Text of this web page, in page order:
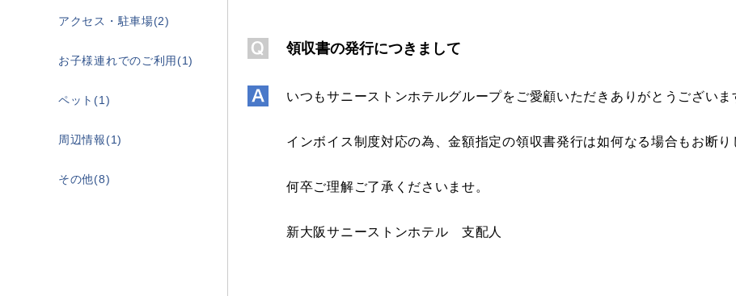
アクセス・駐車場(2)
お子様連れでのご利用(1)
ペット(1)
周辺情報(1)
その他(8)
領収書の発行につきまして
いつもサニーストンホテルグループをご愛顧いただきありがとうございま
インボイス制度対応の為、金額指定の領収書発行は如何なる場合もお断り
何卒ご理解ご了承くださいませ。
新大阪サニーストンホテル 支配人